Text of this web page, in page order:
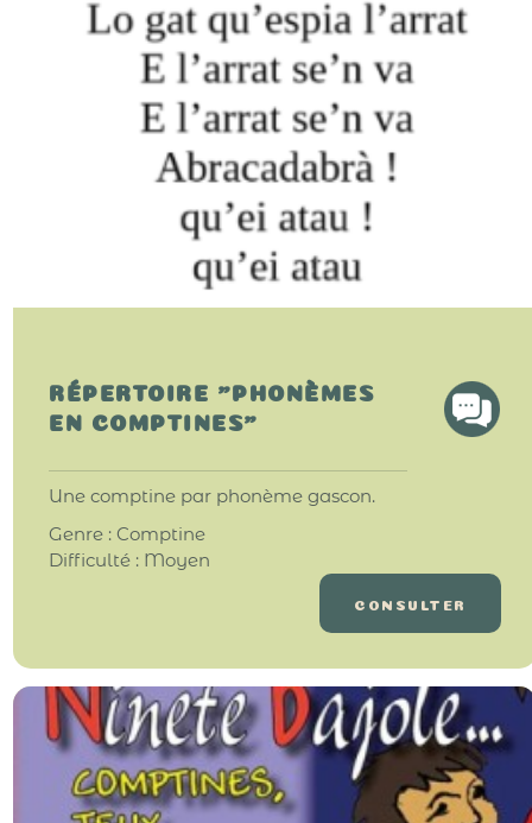
RÉPERTOIRE "PHONÈMES
EN COMPTINES"
Une comptine par phonème gascon.
Genre : Comptine
Difficulté : Moyen
CONSULTER